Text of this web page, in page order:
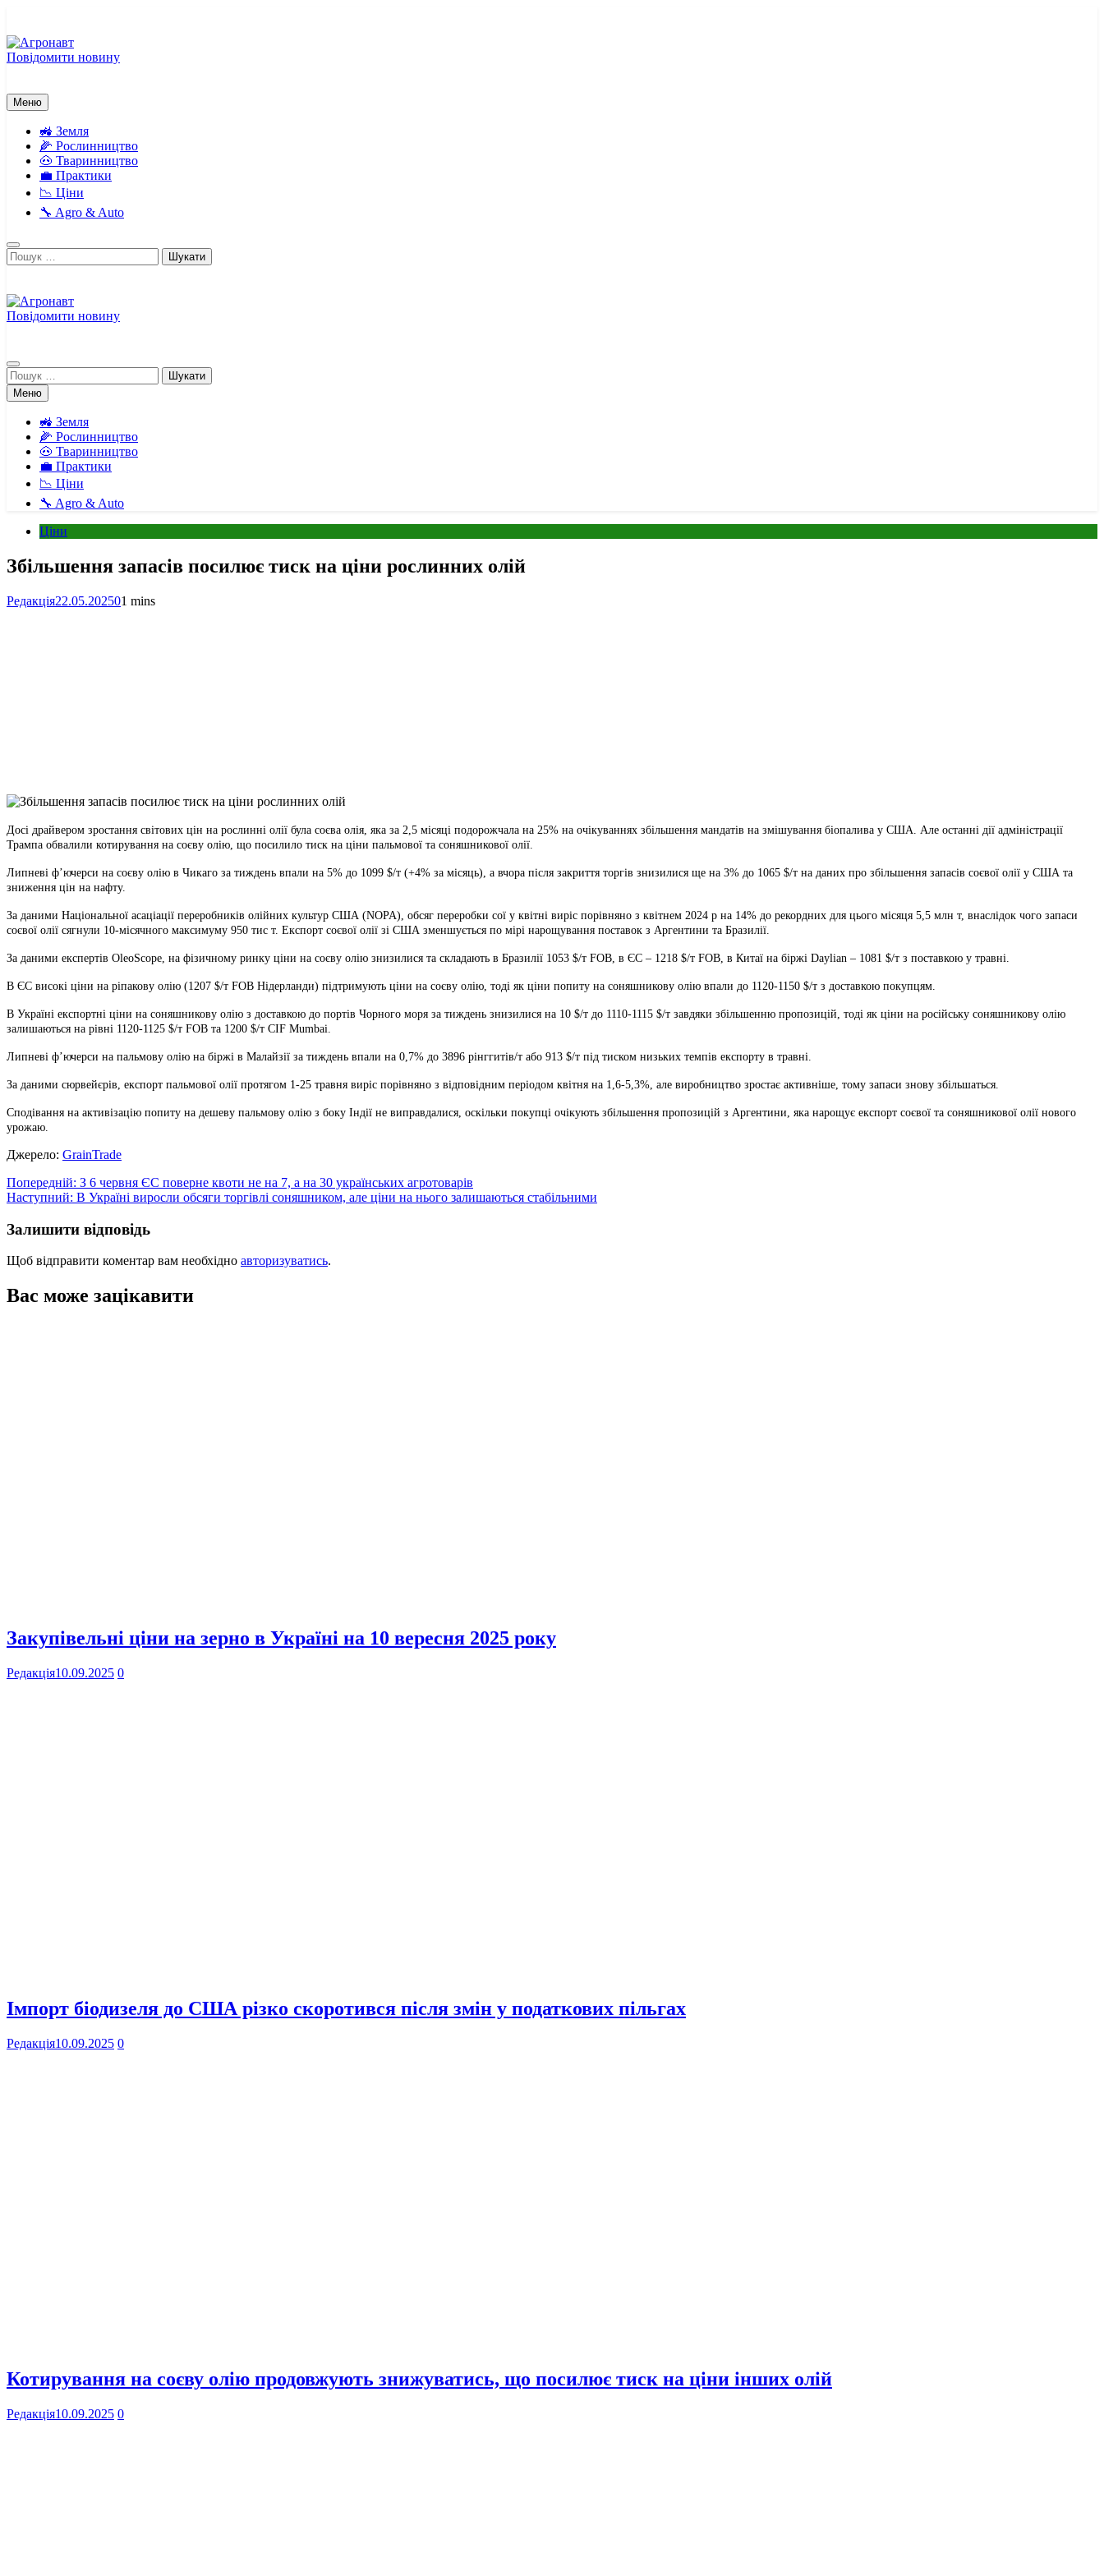
вмісту
Повідомити новину
Меню
🚜 Земля
🌽 Рослинництво
🐽 Тваринництво
💼 Практики
📉 Ціни
🔧 Agro & Auto
Пошук:
Повідомити новину
Пошук:
Меню
🚜 Земля
🌽 Рослинництво
🐽 Тваринництво
💼 Практики
📉 Ціни
🔧 Agro & Auto
Ціни
Збільшення запасів посилює тиск на ціни рослинних олій
Редакція22.05.202501 mins
Link
Print
Досі драйвером зростання світових цін на рослинні олії була соєва олія, яка за 2,5 місяці подорожчала на 25% на очікуваннях збільшення мандатів на змішування біопалива у США. Але останні дії адміністрації
Трампа обвалили котирування на соєву олію, що посилило тиск на ціни пальмової та соняшникової олії.
Липневі ф’ючерси на соєву олію в Чикаго за тиждень впали на 5% до 1099 $/т (+4% за місяць), а вчора після закриття торгів знизилися ще на 3% до 1065 $/т на даних про збільшення запасів соєвої олії у США та
зниження цін на нафту.
За даними Національної асаціації переробників олійних культур США (NOPA), обсяг переробки сої у квітні виріс порівняно з квітнем 2024 р на 14% до рекордних для цього місяця 5,5 млн т, внаслідок чого запаси
соєвої олії сягнули 10-місячного максимуму 950 тис т. Експорт соєвої олії зі США зменшується по мірі нарощування поставок з Аргентини та Бразилії.
За даними експертів OleoScope, на фізичному ринку ціни на соєву олію знизилися та складають в Бразилії 1053 $/т FOB, в ЄС – 1218 $/т FOB, в Китаї на біржі Daylian – 1081 $/т з поставкою у травні.
В ЄС високі ціни на ріпакову олію (1207 $/т FOB Нідерланди) підтримують ціни на соєву олію, тоді як ціни попиту на соняшникову олію впали до 1120-1150 $/т з доставкою покупцям.
В Україні експортні ціни на соняшникову олію з доставкою до портів Чорного моря за тиждень знизилися на 10 $/т до 1110-1115 $/т завдяки збільшенню пропозицій, тоді як ціни на російську соняшникову олію
залишаються на рівні 1120-1125 $/т FOB та 1200 $/т CIF Mumbai.
Липневі ф’ючерси на пальмову олію на біржі в Малайзії за тиждень впали на 0,7% до 3896 рінггитів/т або 913 $/т під тиском низьких темпів експорту в травні.
За даними сюрвейєрів, експорт пальмової олії протягом 1-25 травня виріс порівняно з відповідним періодом квітня на 1,6-5,3%, але виробництво зростає активніше, тому запаси знову збільшаться.
Сподівання на активізацію попиту на дешеву пальмову олію з боку Індії не виправдалися, оскільки покупці очікують збільшення пропозицій з Аргентини, яка нарощує експорт соєвої та соняшникової олії нового
урожаю.
Джерело: GrainTrade
Навігація
записів
Попередній: З 6 червня ЄС поверне квоти не на 7, а на 30 українських агротоварів
Наступний: В Україні виросли обсяги торгівлі соняшником, але ціни на нього залишаються стабільними
Залишити відповідь
Щоб відправити коментар вам необхідно авторизуватись.
Вас може зацікавити
Закупівельні ціни на зерно в Україні на 10 вересня 2025 року
Редакція10.09.2025 0
Імпорт біодизеля до США різко скоротився після змін у податкових пільгах
Редакція10.09.2025 0
Котирування на соєву олію продовжують знижуватись, що посилює тиск на ціни інших олій
Редакція10.09.2025 0